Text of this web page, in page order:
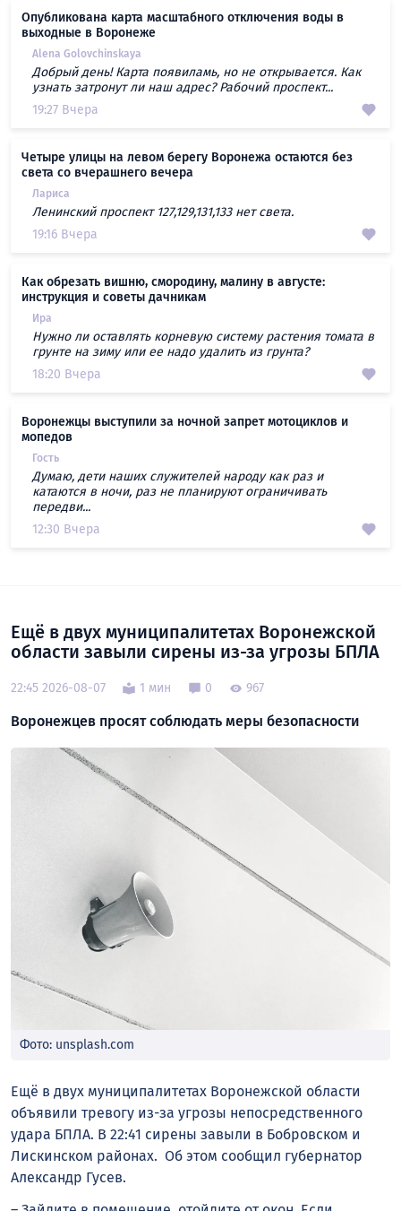
Опубликована карта масштабного отключения воды в
выходные в Воронеже
Alena Golovchinskaya
Добрый день! Карта появиламь, но не открывается. Как
узнать затронут ли наш адрес? Рабочий проспект...
19:27 Вчера
Четыре улицы на левом берегу Воронежа остаются без
света со вчерашнего вечера
Лариса
Ленинский проспект 127,129,131,133 нет света.
19:16 Вчера
Как обрезать вишню, смородину, малину в августе:
инструкция и советы дачникам
Ира
Нужно ли оставлять корневую систему растения томата в
грунте на зиму или ее надо удалить из грунта?
18:20 Вчера
Воронежцы выступили за ночной запрет мотоциклов и
мопедов
Гость
Думаю, дети наших служителей народу как раз и
катаются в ночи, раз не планируют ограничивать
передви...
12:30 Вчера
Ещё в двух муниципалитетах Воронежской
области завыли сирены из-за угрозы БПЛА
22:45 2026-08-07 1 мин 0 967
Воронежцев просят соблюдать меры безопасности
Фото: unsplash.com
Ещё в двух муниципалитетах Воронежской области
объявили тревогу из-за угрозы непосредственного
удара БПЛА. В 22:41 сирены завыли в Бобровском и
Лискинском районах. Об этом сообщил губернатор
Александр Гусев.